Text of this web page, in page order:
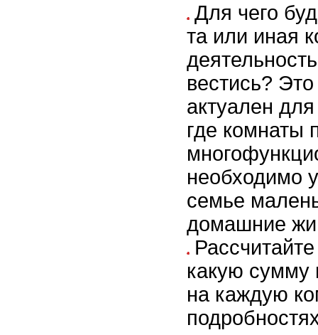
Для чего
та или иная
вестись?
актуален
где комнаты
необходимо
семье
домашние
какую сумму
на каждую